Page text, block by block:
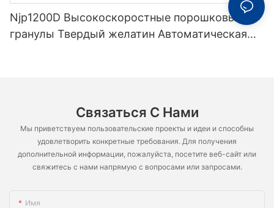
Njp1200D Высокоскоростные порошковые
гранулы Твердый желатин Автоматическая
Связаться С Нами
Мы приветствуем пользовательские проекты и идеи и способны
удовлетворить конкретные требования. Для получения
дополнительной информации, пожалуйста, посетите веб-сайт или
свяжитесь с нами напрямую с вопросами или запросами.
Имя